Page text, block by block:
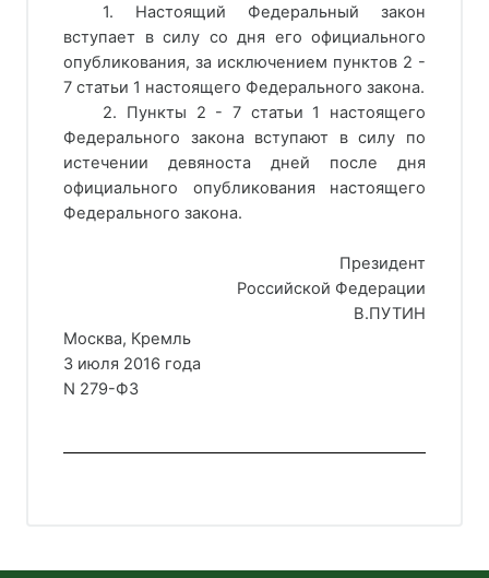
1. Настоящий Федеральный закон
вступает в силу со дня его официального
опубликования, за исключением пунктов 2 -
7 статьи 1 настоящего Федерального закона.
2. Пункты 2 - 7 статьи 1 настоящего
Федерального закона вступают в силу по
истечении девяноста дней после дня
официального опубликования настоящего
Федерального закона.
Президент
Российской Федерации
В.ПУТИН
Москва, Кремль
3 июля 2016 года
N 279-ФЗ